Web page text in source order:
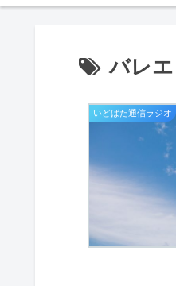
バレエ
いどばた通信ラジオ